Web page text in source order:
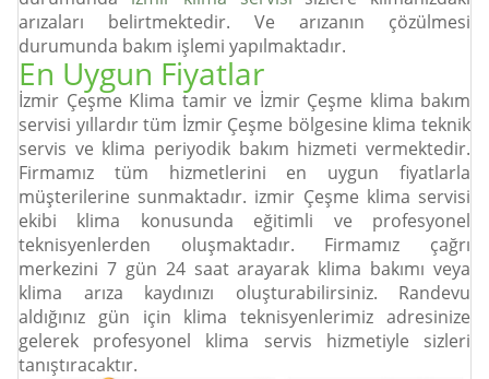
arızaları belirtmektedir. Ve arızanın çözülmesi
durumunda bakım işlemi yapılmaktadır.
En Uygun Fiyatlar
İzmir Çeşme Klima tamir ve İzmir Çeşme klima bakım
servisi yıllardır tüm İzmir Çeşme bölgesine klima teknik
servis ve klima periyodik bakım hizmeti vermektedir.
Firmamız tüm hizmetlerini en uygun fiyatlarla
müşterilerine sunmaktadır. izmir Çeşme klima servisi
ekibi klima konusunda eğitimli ve profesyonel
teknisyenlerden oluşmaktadır. Firmamız çağrı
merkezini 7 gün 24 saat arayarak klima bakımı veya
klima arıza kaydınızı oluşturabilirsiniz. Randevu
aldığınız gün için klima teknisyenlerimiz adresinize
gelerek profesyonel klima servis hizmetiyle sizleri
tanıştıracaktır.